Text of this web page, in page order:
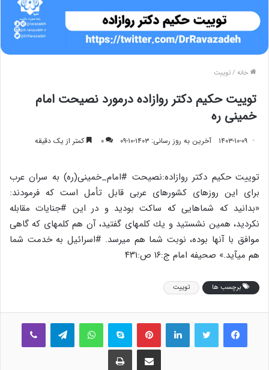
خانه /توییت
توییت حکیم دکتر روازاده درمورد نصیحت امام
خمینی ره
۱۴۰۳-۱۰-۰۹ آخرین به روز رسانی: ۱۴۰۳-۱۰-۰۹ ۰ کمتر از یک دقیقه
توییت حکیم دکتر روازاده:نصیحت #امام_خمینی(ره) به سران عرب
برای این روزهای کشورهای عربی قابل تأمل است که فرمودند:
«بدانید كه شماهایی كه ساكت بودید و در این #جنایات مقابله
نكردید، همین نشستید و یك كلمه‏ای گفتید، آن هم كلمه‏ای كه گاهی
موافق با آنها بوده، نوبت شما هم می‏رسد. #اسرائیل به خدمت شما
هم می‏آید.» صحیفه امام ج:‏۱۶ ص:۴۳۱
برچسب ها توییت
فیس بوک لینکدین ‫پین‌ترست اسکایپ واتس آپ
اشتراک گذاری از طریق ایمیل چاپ